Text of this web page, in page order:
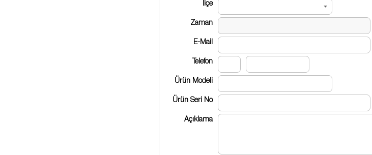
İlçe
Zaman
E-Mail
Telefon
Ürün Modeli
Ürün Seri No
Açıklama